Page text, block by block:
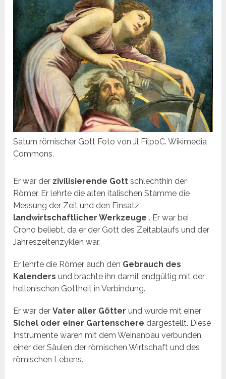
Saturn römischer Gott Foto von Jl FilpoC. Wikimedia
Commons.
Er war der zivilisierende Gott schlechthin der
Römer. Er lehrte die alten italischen Stämme die
Messung der Zeit und den Einsatz
landwirtschaftlicher Werkzeuge . Er war bei
Crono beliebt, da er der Gott des Zeitablaufs und der
Jahreszeitenzyklen war.
Er lehrte die Römer auch den Gebrauch des
Kalenders und brachte ihn damit endgültig mit der
hellenischen Gottheit in Verbindung.
Er war derVater aller Götter und wurde mit einer
Sichel oder einer Gartenschere dargestellt. Diese
Instrumente waren mit dem Weinanbau verbunden,
einer der Säulen der römischen Wirtschaft und des
römischen Lebens.